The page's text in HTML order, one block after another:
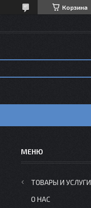
Корзина
ТОВАРЫ И УСЛУГИ
О НАС